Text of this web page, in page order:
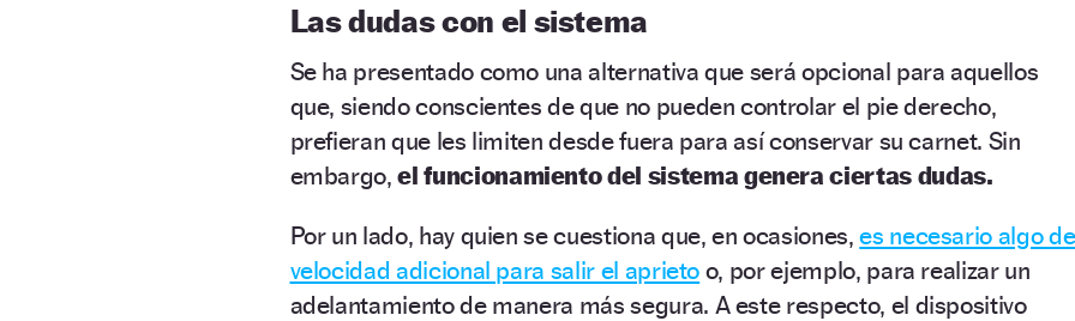
Las dudas con el sistema
Se ha presentado como una alternativa que será opcional para aquellos
que, siendo conscientes de que no pueden controlar el pie derecho,
prefieran que les limiten desde fuera para así conservar su carnet. Sin
embargo,el funcionamiento del sistema genera ciertas dudas.
Por un lado, hay quien se cuestiona que, en ocasiones,es necesario algo de
velocidad adicional para salir el aprieto o, por ejemplo, para realizar un
adelantamiento de manera más segura. A este respecto, el dispositivo